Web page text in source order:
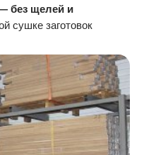
без щелей и
сушке заготовок